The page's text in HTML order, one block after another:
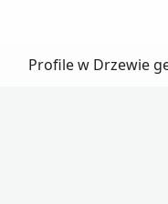
Profile w Drzewie